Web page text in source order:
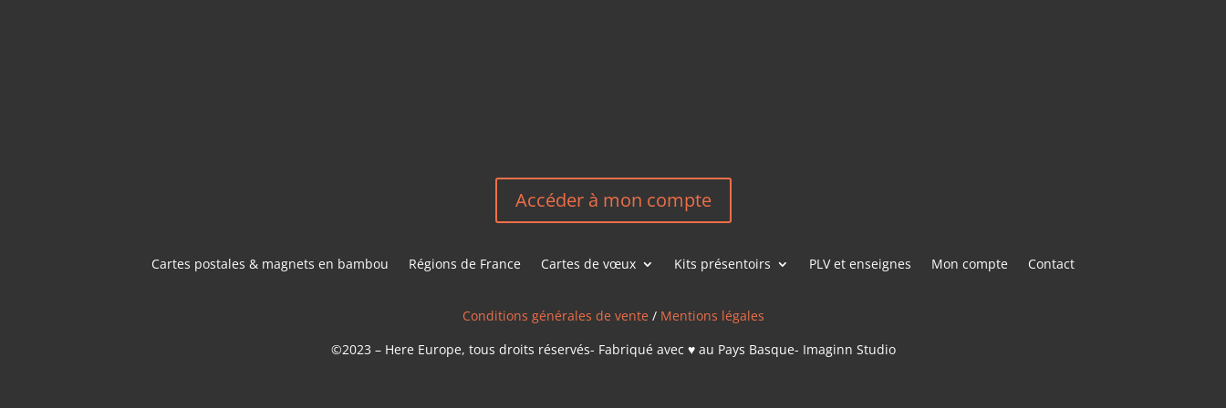
Accéder à mon compte
Cartes postales & magnets en bambou Régions de France Cartes de vœux Kits présentoirs PLV et enseignes Mon compte Contact
Conditions générales de vente / Mentions légales
©2023 – Here Europe, tous droits réservés- Fabriqué avec ♥ au Pays Basque- Imaginn Studio